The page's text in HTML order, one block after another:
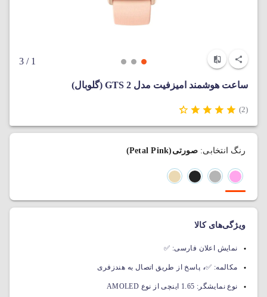
1
/ 3
ساعت هوشمند امیزفیت مدل GTS 2 (گلوبال)
(2)
رنگ انتخابی:صورتی(Petal Pink)
ویژگی‌های کالا
نمایش اعلان فارسی: ✅
مکالمه: ✅، پاسخ از طریق اتصال به هندزفری
نوع نمایشگر: 1.65 اینچی از نوع AMOLED